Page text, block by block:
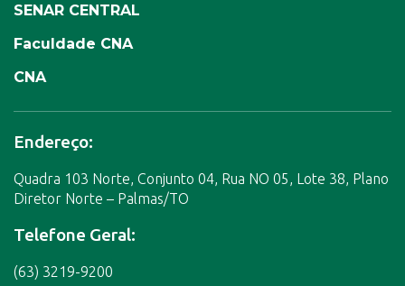
SENAR CENTRAL
Faculdade CNA
CNA
Endereço:
Quadra 103 Norte, Conjunto 04, Rua NO 05, Lote 38, Plano
Diretor Norte – Palmas/TO
Telefone Geral:
(63) 3219-9200